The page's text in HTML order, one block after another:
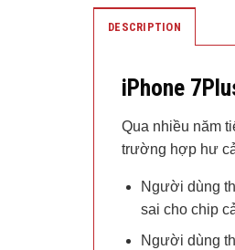
DESCRIPTION
iPhone
Qua nhiều năm
trường hợp hư
Người dùng
sai cho chip
Người dùng